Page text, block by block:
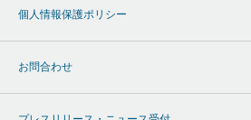
個人情報保護ポリシー
お問合わせ